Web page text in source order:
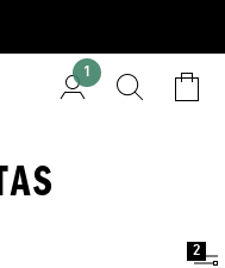
1
2